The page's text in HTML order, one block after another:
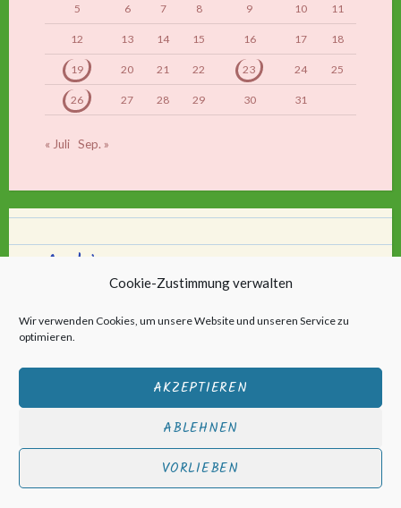
Cookie-Zustimmung verwalten
Wir verwenden Cookies, um unsere Website und unseren Service zu
optimieren.
AKZEPTIEREN
ABLEHNEN
VORLIEBEN
5 6 7 8 9 10 11
12 13 14 15 16 17 18
19 20 21 22 23 24 25
26 27 28 29 30 31
« Juli Sep. »
Archiv
Stolz bereitgestellt von WordPress | Theme: Scratchpad von
Automattic.